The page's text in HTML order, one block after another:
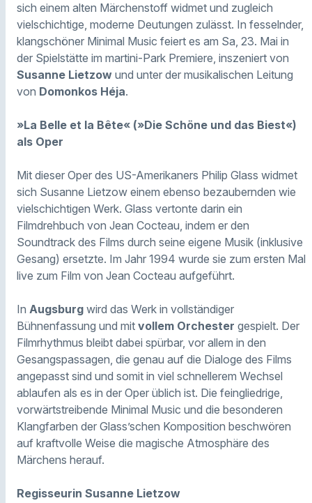
sich einem alten Märchenstoff widmet und zugleich
vielschichtige, moderne Deutungen zulässt. In fesselnder,
klangschöner Minimal Music feiert es am Sa, 23. Mai in
der Spielstätte im martini-Park Premiere, inszeniert von
Susanne Lietzow und unter der musikalischen Leitung
von Domonkos Héja.
»La Belle et la Bête« (»Die Schöne und das Biest«)
als Oper
Mit dieser Oper des US-Amerikaners Philip Glass widmet
sich Susanne Lietzow einem ebenso bezaubernden wie
vielschichtigen Werk. Glass vertonte darin ein
Filmdrehbuch von Jean Cocteau, indem er den
Soundtrack des Films durch seine eigene Musik (inklusive
Gesang) ersetzte. Im Jahr 1994 wurde sie zum ersten Mal
live zum Film von Jean Cocteau aufgeführt.
In Augsburg wird das Werk in vollständiger
Bühnenfassung und mit vollem Orchester gespielt. Der
Filmrhythmus bleibt dabei spürbar, vor allem in den
Gesangspassagen, die genau auf die Dialoge des Films
angepasst sind und somit in viel schnellerem Wechsel
ablaufen als es in der Oper üblich ist. Die feingliedrige,
vorwärtstreibende Minimal Music und die besonderen
Klangfarben der Glass’schen Komposition beschwören
auf kraftvolle Weise die magische Atmosphäre des
Märchens herauf.
Regisseurin Susanne Lietzow